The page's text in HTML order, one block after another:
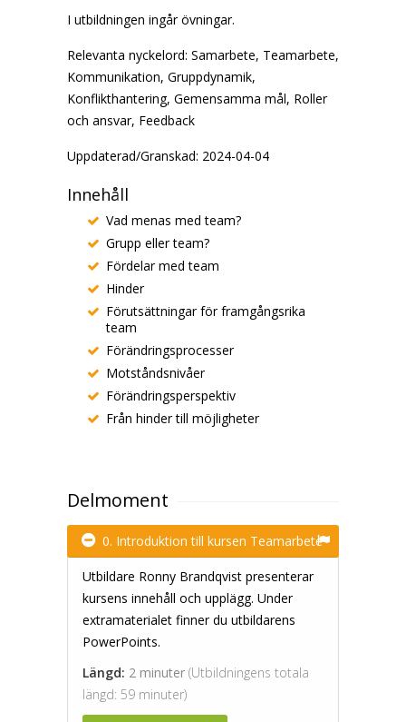
I utbildningen ingår övningar.
Relevanta nyckelord: Samarbete, Teamarbete,
Kommunikation, Gruppdynamik,
Konflikthantering, Gemensamma mål, Roller
och ansvar, Feedback
Uppdaterad/Granskad: 2024-04-04
Innehåll
Vad menas med team?
Grupp eller team?
Fördelar med team
Hinder
Förutsättningar för framgångsrika
team
Förändringsprocesser
Motståndsnivåer
Förändringsperspektiv
Från hinder till möjligheter
Delmoment
0. Introduktion till kursen Teamarbete
Utbildare Ronny Brandqvist presenterar
kursens innehåll och upplägg. Under
extramaterialet finner du utbildarens
PowerPoints.
Längd: 2 minuter (Utbildningens totala
längd: 59 minuter)